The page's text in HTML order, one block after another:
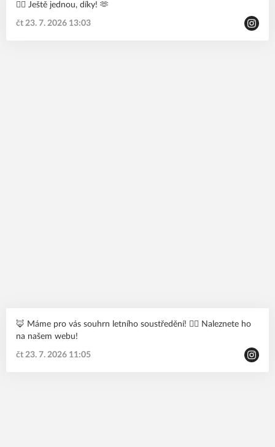
🙋‍♂️ Ještě jednou, díky! 🫶
čt 23. 7. 2026 13:03
🦊 Máme pro vás souhrn letního soustředění! 🙋‍♂️ Naleznete ho
na našem webu!
čt 23. 7. 2026 11:05